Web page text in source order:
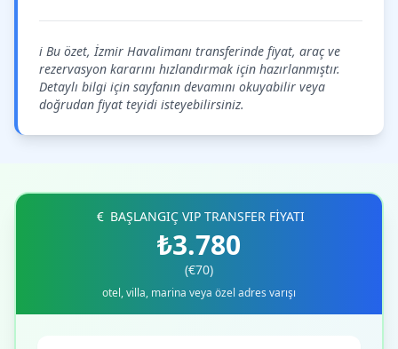
ℹ️ Bu özet, İzmir Havalimanı transferinde fiyat, araç ve
rezervasyon kararını hızlandırmak için hazırlanmıştır.
Detaylı bilgi için sayfanın devamını okuyabilir veya
doğrudan fiyat teyidi isteyebilirsiniz.
BAŞLANGIÇ VIP TRANSFER FİYATI
₺3.780
(€70)
otel, villa, marina veya özel adres varışı